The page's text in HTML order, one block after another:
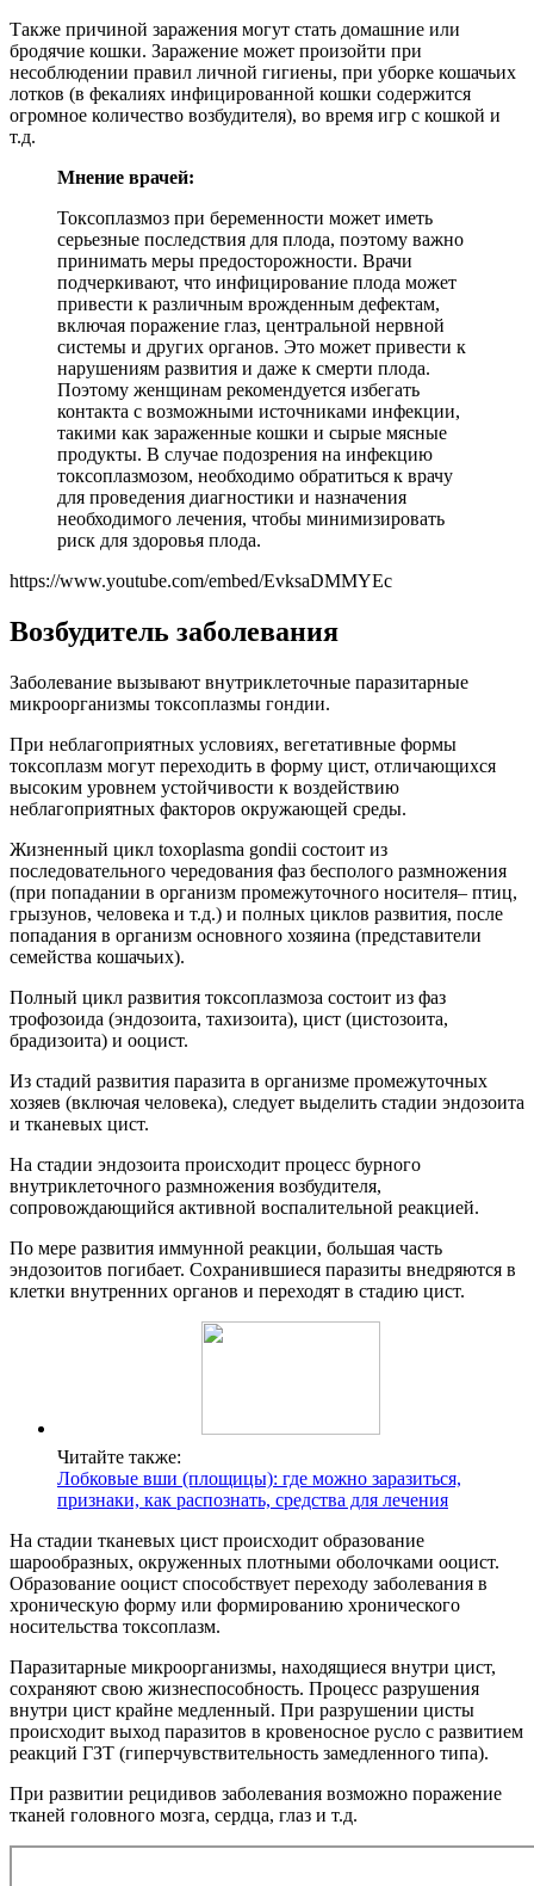
Также причиной заражения могут стать домашние или
бродячие кошки. Заражение может произойти при
несоблюдении правил личной гигиены, при уборке кошачьих
лотков (в фекалиях инфицированной кошки содержится
огромное количество возбудителя), во время игр с кошкой и
т.д.
Мнение врачей:
Токсоплазмоз при беременности может иметь
серьезные последствия для плода, поэтому важно
принимать меры предосторожности. Врачи
подчеркивают, что инфицирование плода может
привести к различным врожденным дефектам,
включая поражение глаз, центральной нервной
системы и других органов. Это может привести к
нарушениям развития и даже к смерти плода.
Поэтому женщинам рекомендуется избегать
контакта с возможными источниками инфекции,
такими как зараженные кошки и сырые мясные
продукты. В случае подозрения на инфекцию
токсоплазмозом, необходимо обратиться к врачу
для проведения диагностики и назначения
необходимого лечения, чтобы минимизировать
риск для здоровья плода.
https://www.youtube.com/embed/EvksaDMMYEc
Возбудитель заболевания
Заболевание вызывают внутриклеточные паразитарные
микроорганизмы токсоплазмы гондии.
При неблагоприятных условиях, вегетативные формы
токсоплазм могут переходить в форму цист, отличающихся
высоким уровнем устойчивости к воздействию
неблагоприятных факторов окружающей среды.
Жизненный цикл toxoplasma gondii состоит из
последовательного чередования фаз бесполого размножения
(при попадании в организм промежуточного носителя– птиц,
грызунов, человека и т.д.) и полных циклов развития, после
попадания в организм основного хозяина (представители
семейства кошачьих).
Полный цикл развития токсоплазмоза состоит из фаз
трофозоида (эндозоита, тахизоита), цист (цистозоита,
брадизоита) и ооцист.
Из стадий развития паразита в организме промежуточных
хозяев (включая человека), следует выделить стадии эндозоита
и тканевых цист.
На стадии эндозоита происходит процесс бурного
внутриклеточного размножения возбудителя,
сопровождающийся активной воспалительной реакцией.
По мере развития иммунной реакции, большая часть
эндозоитов погибает. Сохранившиеся паразиты внедряются в
клетки внутренних органов и переходят в стадию цист.
Читайте также:
Лобковые вши (площицы): где можно заразиться,
признаки, как распознать, средства для лечения
На стадии тканевых цист происходит образование
шарообразных, окруженных плотными оболочками ооцист.
Образование ооцист способствует переходу заболевания в
хроническую форму или формированию хронического
носительства токсоплазм.
Паразитарные микроорганизмы, находящиеся внутри цист,
сохраняют свою жизнеспособность. Процесс разрушения
внутри цист крайне медленный. При разрушении цисты
происходит выход паразитов в кровеносное русло с развитием
реакций ГЗТ (гиперчувствительность замедленного типа).
При развитии рецидивов заболевания возможно поражение
тканей головного мозга, сердца, глаз и т.д.